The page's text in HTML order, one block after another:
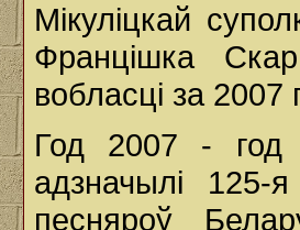
Мікуліцкай
Францішка
вобласці за 2007
Год 2007 - год
адзначылі 125-
песняроў